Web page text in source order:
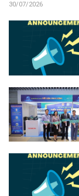
30/07/2026